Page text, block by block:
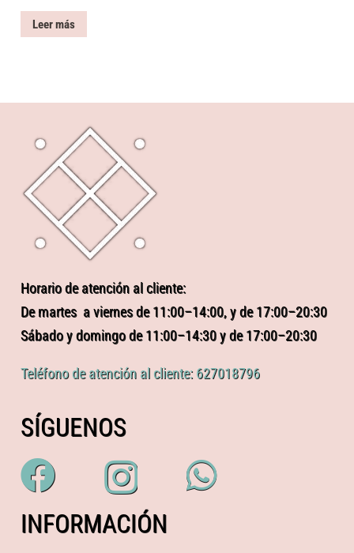
Leer más
Horario de atención al cliente:
De martes a viernes de 11:00–14:00, y de 17:00–20:30
Sábado y domingo de 11:00–14:30 y de 17:00–20:30
Teléfono de atención al cliente: 627018796
SÍGUENOS
INFORMACIÓN